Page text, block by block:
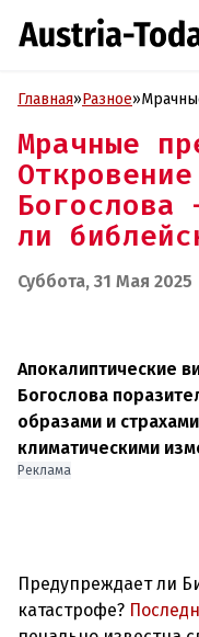
Главная»Разное»
Мрачные
Богослова
ли
Суббота, 31 Мая 2025
Апокалиптические
Богослова
образами и
климатическими
Реклама
Предупреждает ли
катастрофе?